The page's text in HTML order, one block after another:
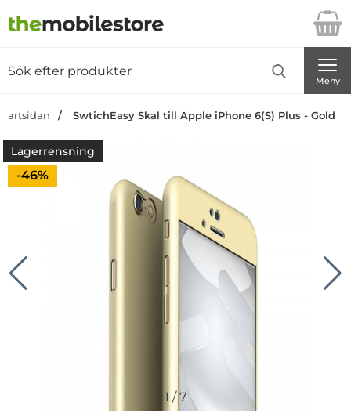
Startsidan för Danira Telecom AB
Meny
SwtichEasy Skal till Apple iPhone 6(S) Plus - Gold
Lagerrensning
Priset är nedsatt med
-46%
1 /7